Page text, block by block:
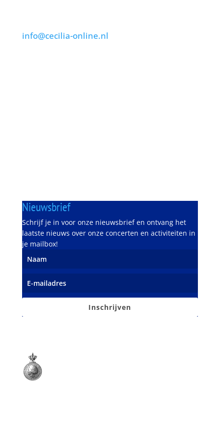
info@cecilia-online.nl
Nieuwsbrief
Schrijf je in voor onze nieuwsbrief en ontvang het
laatste nieuws over onze concerten en activiteiten in
je mailbox!
Inschrijven